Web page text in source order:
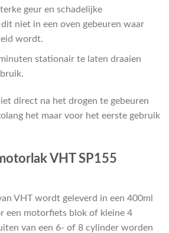
geur en schadelijke
niet in een oven gebeuren waar
wordt.
stationair te laten draaien
direct na het drogen te gebeuren
het maar voor het eerste gebruik
VHT SP155
VHT wordt geleverd in een 400ml
een motorfiets blok of kleine 4
van een 6- of 8 cylinder worden